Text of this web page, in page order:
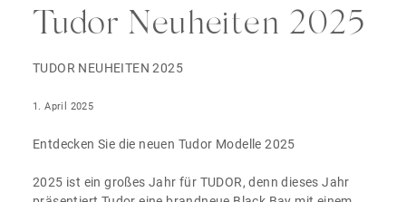
Tudor Neuheiten 2025
TUDOR NEUHEITEN 2025
1. April 2025
Entdecken Sie die neuen Tudor Modelle 2025
2025 ist ein großes Jahr für TUDOR, denn dieses Jahr